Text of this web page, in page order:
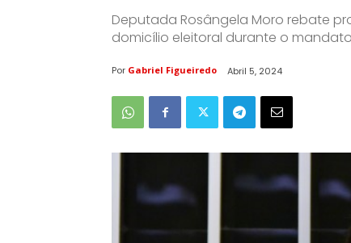
Deputada Rosângela Moro rebate
domicílio eleitoral durante o
Por Gabriel Figueiredo Abril 5, 2024